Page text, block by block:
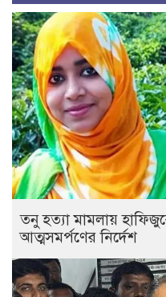
তনু হত্যা মামলায়
আত্মসমর্পণের নির্দেশ